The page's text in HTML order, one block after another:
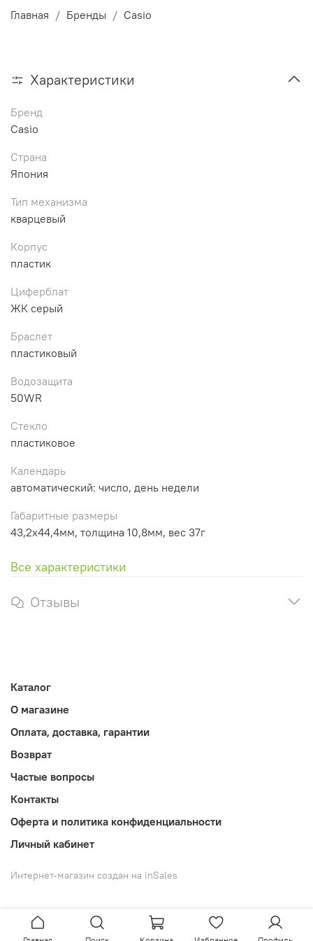
Главная Бренды Casio
Характеристики
Бренд
Casio
Страна
Япония
Тип механизма
кварцевый
Корпус
пластик
Циферблат
ЖК серый
Браслет
пластиковый
Водозащита
50WR
Стекло
пластиковое
Календарь
автоматический: число, день недели
Габаритные размеры
43,2х44,4мм, толщина 10,8мм, вес 37г
Все характеристики
Отзывы
Каталог
О магазине
Оплата, доставка, гарантии
Возврат
Частые вопросы
Контакты
Оферта и политика конфиденциальности
Личный кабинет
Интернет-магазин создан на inSales